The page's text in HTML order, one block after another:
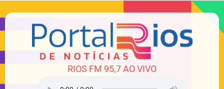
RIOS FM 95,7 AO VIVO